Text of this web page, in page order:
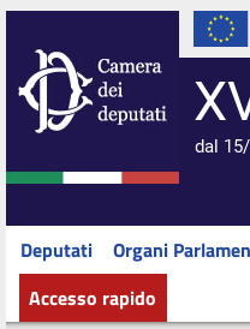
dal
Deputati Organi
Accesso rapido